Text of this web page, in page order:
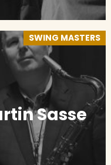
SWING MASTERS
Sasse